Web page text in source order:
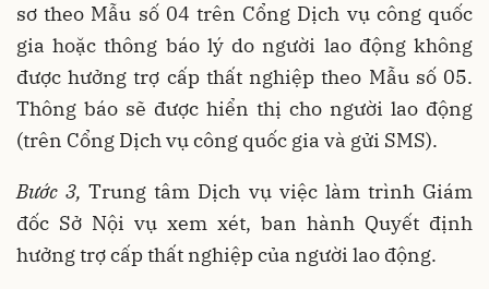
sơ theo Mẫu số 04 trên Cổng Dịch vụ công quốc
gia hoặc thông báo lý do người lao động không
được hưởng trợ cấp thất nghiệp theo Mẫu số 05.
Thông báo sẽ được hiển thị cho người lao động
(trên Cổng Dịch vụ công quốc gia và gửi SMS).
Bước 3, Trung tâm Dịch vụ việc làm trình Giám
đốc Sở Nội vụ xem xét, ban hành Quyết định
hưởng trợ cấp thất nghiệp của người lao động.